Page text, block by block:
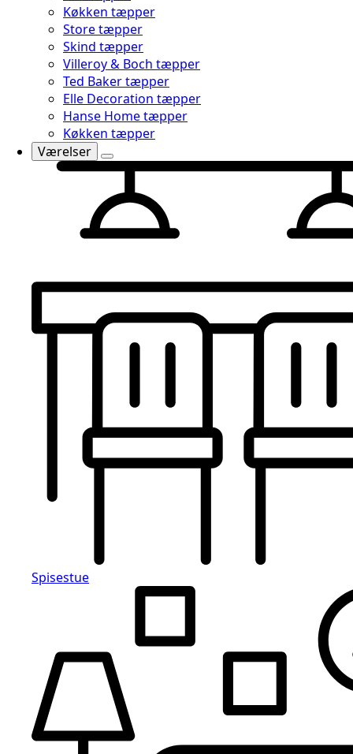
Køkken tæpper
Store tæpper
Skind tæpper
Villeroy & Boch tæpper
Ted Baker tæpper
Elle Decoration tæpper
Hanse Home tæpper
Køkken tæpper
Værelser
Spisestue